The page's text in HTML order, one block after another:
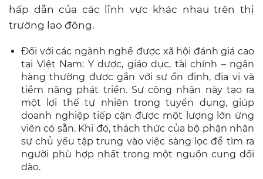
hấp dẫn của các lĩnh vực khác nhau trên thị
trường lao động.
Đối với các ngành nghề được xã hội đánh giá cao
tại Việt Nam: Y dược, giáo dục, tài chính – ngân
hàng thường được gắn với sự ổn định, địa vị và
tiềm năng phát triển. Sự công nhận này tạo ra
một lợi thế tự nhiên trong tuyển dụng, giúp
doanh nghiệp tiếp cận được một lượng lớn ứng
viên có sẵn. Khi đó, thách thức của bộ phận nhân
sự chủ yếu tập trung vào việc sàng lọc để tìm ra
người phù hợp nhất trong một nguồn cung dồi
dào.